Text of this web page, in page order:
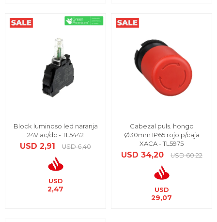
Block luminoso led naranja
24V ac/dc - TL5442
USD 2,91 USD 6,40
USD
2,47
Cabezal puls. hongo
Ø30mm IP65 rojo p/caja
XACA - TL5975
USD 34,20 USD 60,22
USD
29,07